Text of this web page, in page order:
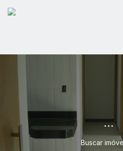
...
Buscar